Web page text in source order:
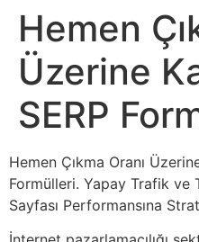
Hemen
Üzerine
SERP
Hemen Çıkma Oranı
Formülleri. Yapay Trafik ve
Sayfası Performansına